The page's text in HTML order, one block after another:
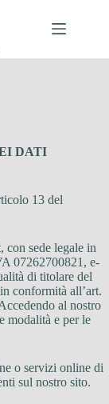
DATI
13 del
, con sede legale in
07262700821, e-
di titolare del
conformità all’art.
al nostro
modalità e per le
o servizi online di
sul nostro sito.